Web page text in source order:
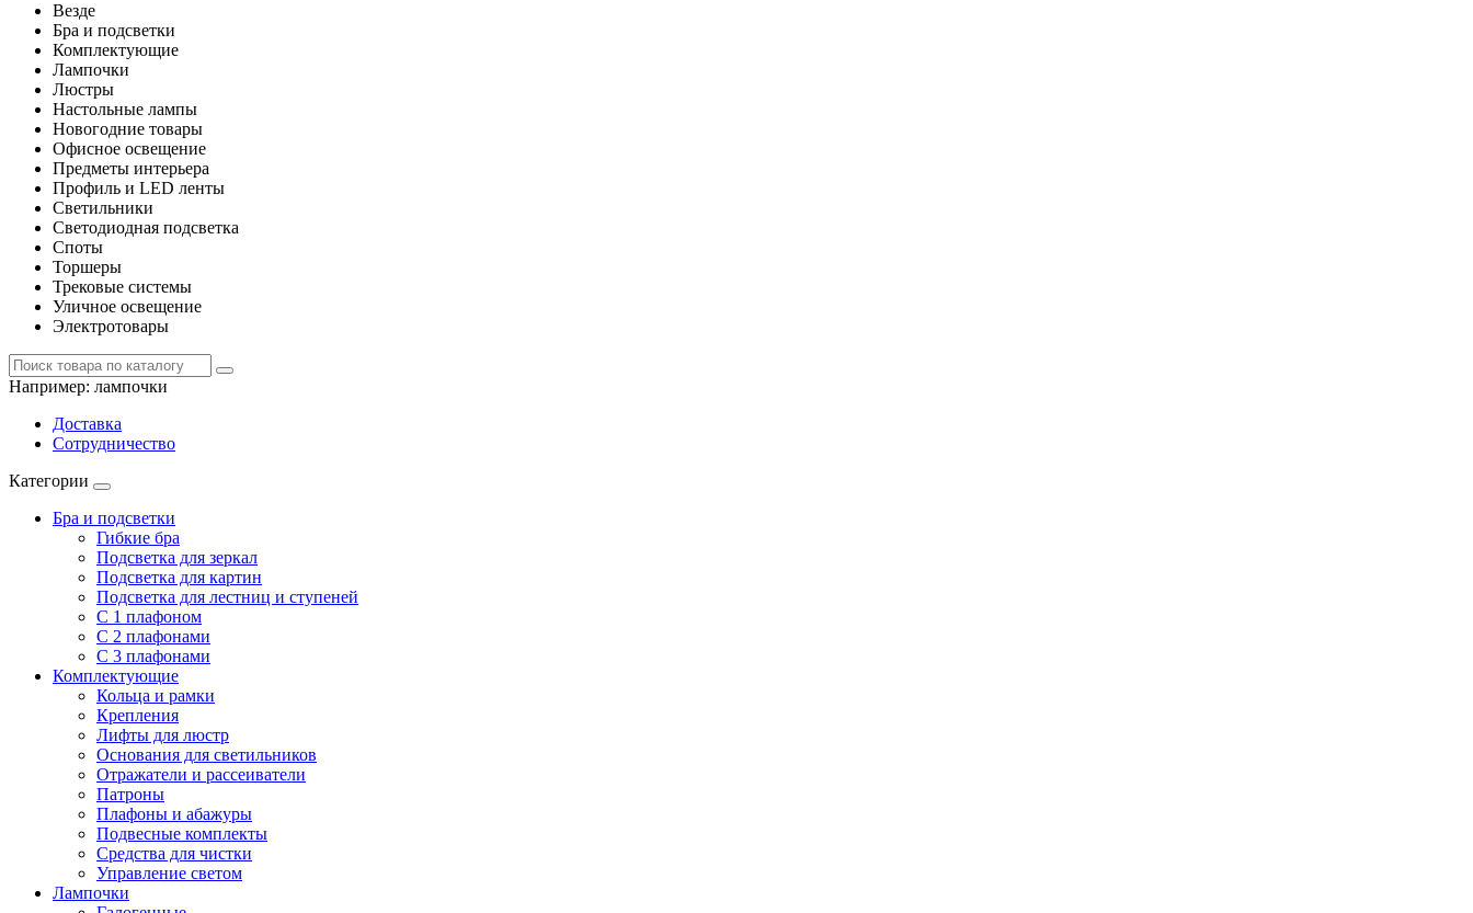
Везде
Бра и подсветки
Комплектующие
Лампочки
Люстры
Настольные лампы
Новогодние товары
Офисное освещение
Предметы интерьера
Профиль и LED ленты
Светильники
Светодиодная подсветка
Споты
Торшеры
Трековые системы
Уличное освещение
Электротовары
Например: лампочки
Доставка
Сотрудничество
Категории
Бра и подсветки
Гибкие бра
Подсветка для зеркал
Подсветка для картин
Подсветка для лестниц и ступеней
С 1 плафоном
С 2 плафонами
С 3 плафонами
Комплектующие
Кольца и рамки
Крепления
Лифты для люстр
Основания для светильников
Отражатели и рассеиватели
Патроны
Плафоны и абажуры
Подвесные комплекты
Средства для чистки
Управление светом
Лампочки